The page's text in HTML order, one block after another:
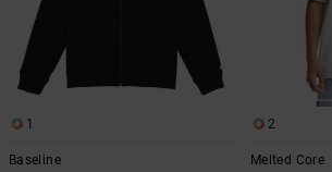
1
Baseline
2
Melted Core